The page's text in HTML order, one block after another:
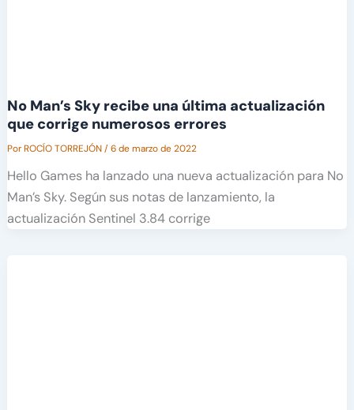
No Man’s Sky recibe una última actualización
que corrige numerosos errores
PorROCÍO TORREJÓN/6 de marzo de 2022
Hello Games ha lanzado una nueva actualización para No
Man’s Sky. Según sus notas de lanzamiento, la
actualización Sentinel 3.84 corrige